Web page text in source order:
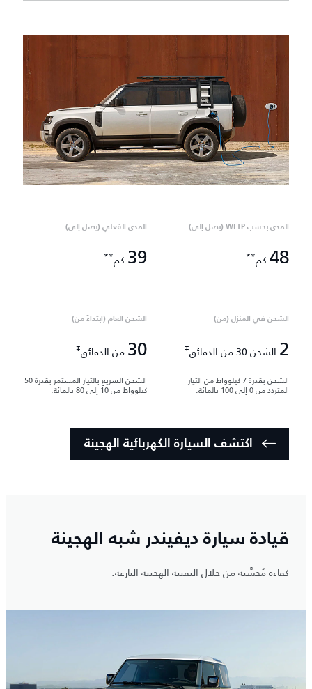
المدى بحسب WLTP (يصل إلى)
48 كم**
المدى الفعلي (يصل إلى)
39 كم**
الشحن في المنزل (من)
2 الشحن 30 من الدقائق ‡
الشحن بقدرة 7 كيلوواط من التيار
المتردد من 0 إلى 100 بالمائة.
الشحن العام (ابتداءً من)
30 من الدقائق‡
الشحن السريع بالتيار المستمر بقدرة 50
كيلوواط من 10 إلى 80 بالمائة.
اكتشف السيارة الكهربائية الهجينة
قيادة سيارة ديفيندر شبه الهجينة
كفاءة مُحسَّنة من خلال التقنية الهجينة البارعة.